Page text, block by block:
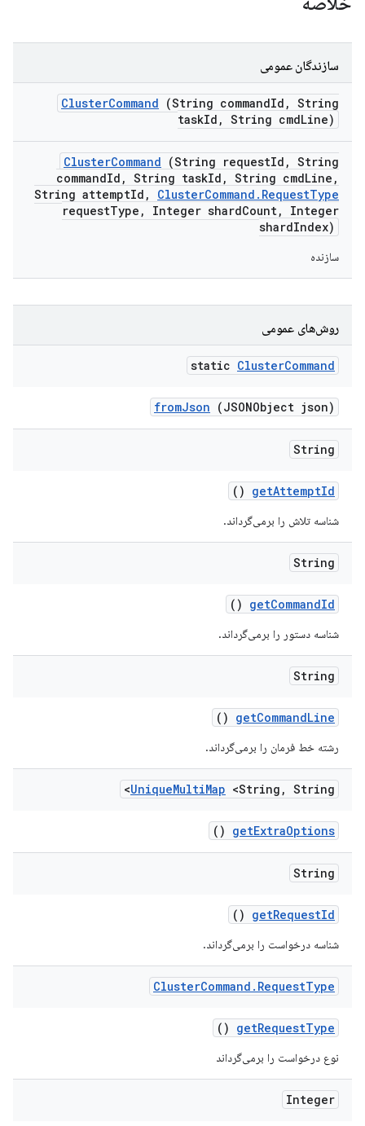
سازندگان عمومی
ClusterCommand (String commandId , String
taskId , String cmdLine)
ClusterCommand (String requestId , String
commandId , String taskId , String cmdLine ,
String attemptId , ClusterCommand . RequestType
requestType , Integer shardCount,
Integer
shardIndex)
سازنده
روش‌های عمومی
static ClusterCommand
fromJson (JSONObject json)
String
getAttemptId
()
شناسه تلاش را برمی‌گرداند.
String
getCommandId
()
شناسه دستور را برمی‌گرداند.
String
getCommandLine
()
رشته خط فرمان را برمی‌گرداند.
UniqueMultiMap <String , String>
getExtraOptions
()
String
getRequestId
()
شناسه درخواست را برمی‌گرداند.
ClusterCommand . RequestType
getRequestType
()
نوع درخواست را برمی‌گرداند
Integer